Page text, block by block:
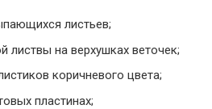
листьев;
листвы на верхушках веточек;
коричневого цвета;
пластинах;